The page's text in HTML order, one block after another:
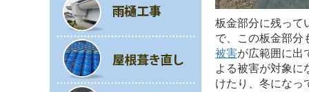
板金部分に残って
で、この板金部分
被害が広範囲に出
よる被害が対象に
けたり、冬になっ